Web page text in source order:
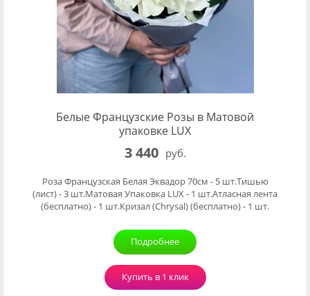
Белые Французские Розы в Матовой
упаковке LUX
3 440 руб.
Роза Французская Белая Эквадор 70см - 5 шт.Тишью
(лист) - 3 шт.Матовая Упаковка LUX - 1 шт.Атласная лента
(бесплатно) - 1 шт.Кризал (Chrysal) (бесплатно) - 1 шт.
Подробнее
Купить в 1 клик